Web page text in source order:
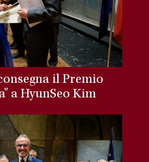
il Premio
a HyunSeo Kim